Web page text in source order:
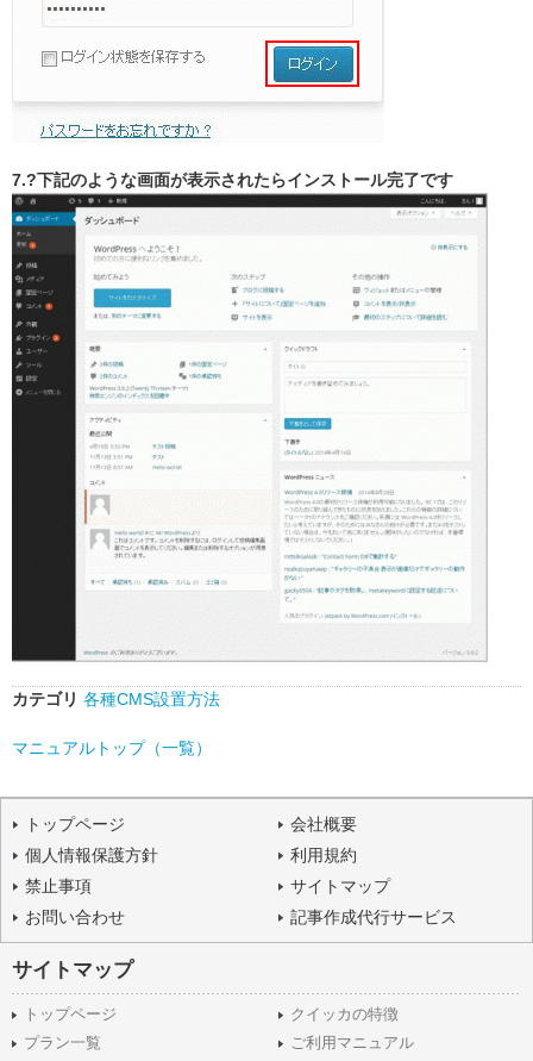
7.?下記のような画面が表示されたらインストール完了です
カテゴリ 各種CMS設置方法
マニュアルトップ（一覧）
トップページ
会社概要
個人情報保護方針
利用規約
禁止事項
サイトマップ
お問い合わせ
記事作成代行サービス
サイトマップ
トップページ
クイッカの特徴
プラン一覧
ご利用マニュアル